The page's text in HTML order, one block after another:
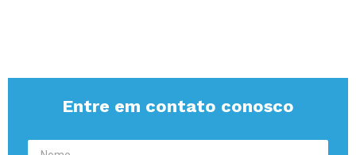
Entre em contato conosco